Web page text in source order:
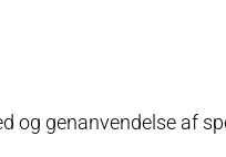
genanvendelse af